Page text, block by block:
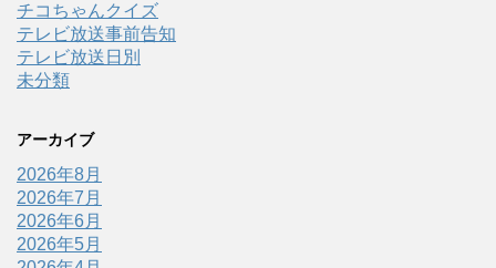
チコちゃんクイズ
テレビ放送事前告知
テレビ放送日別
未分類
アーカイブ
2026年8月
2026年7月
2026年6月
2026年5月